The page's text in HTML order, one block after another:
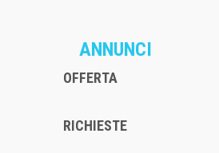
ANNUNCI
OFFERTA
RICHIESTE